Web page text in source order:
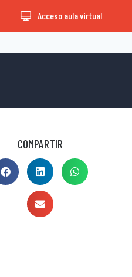
Acceso aula virtual
COMPARTIR